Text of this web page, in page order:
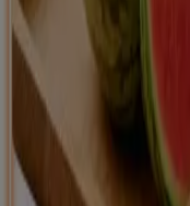
Publicidad